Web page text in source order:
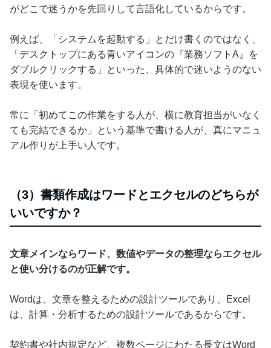
がどこで迷うかを先回りして言語化しているからです。
例えば、「システムを起動する」とだけ書くのではなく、
「デスクトップにある青いアイコンの『業務ソフトA』を
ダブルクリックする」といった、具体的で迷いようのない
表現を使います。
常に「初めてこの作業をする人が、横に教育担当がいなく
ても完結できるか」という基準で書ける人が、真にマニュ
アル作りが上手い人です。
（3）書類作成はワードとエクセルのどちらが
いいですか？
文章メインならワード、数値やデータの整理ならエクセル
と使い分けるのが正解です。
Wordは、文章を整えるための設計ツールであり、Excel
は、計算・分析するための設計ツールであるからです。
契約書や社内規定など、複数ページにわたる長文はWord